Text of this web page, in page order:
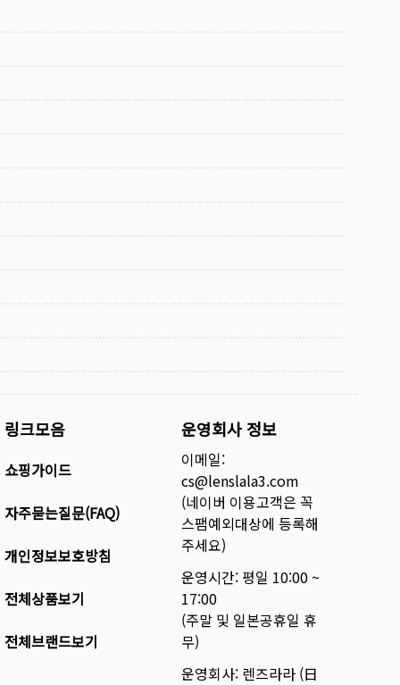
링크모음
쇼핑가이드
자주묻는질문(FAQ)
개인정보보호방침
전체상품보기
전체브랜드보기
운영회사 정보
이메일:
cs@lenslala3.com
(네이버 이용고객은 꼭
스팸예외대상에 등록해
주세요)
운영시간: 평일 10:00 ~
17:00
(주말 및 일본공휴일 휴
무)
운영회사: 렌즈라라 (日